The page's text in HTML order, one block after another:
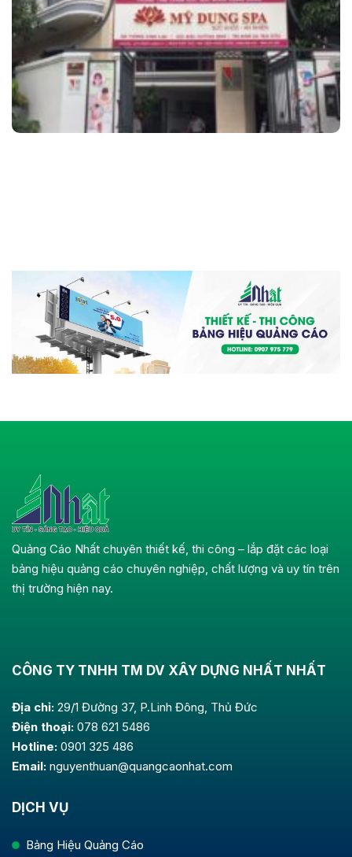
Quảng Cáo Nhất chuyên thiết kế, thi công – lắp đặt các loại
bảng hiệu quảng cáo chuyên nghiệp, chất lượng và uy tín trên
thị trường hiện nay.
CÔNG TY TNHH TM DV XÂY DỰNG NHẤT NHẤT
Địa chỉ: 29/1 Đường 37, P.Linh Đông, Thủ Đức
Điện thoại: 078 621 5486
Hotline: 0901 325 486
Email: nguyenthuan@quangcaonhat.com
DỊCH VỤ
Bảng Hiệu Quảng Cáo